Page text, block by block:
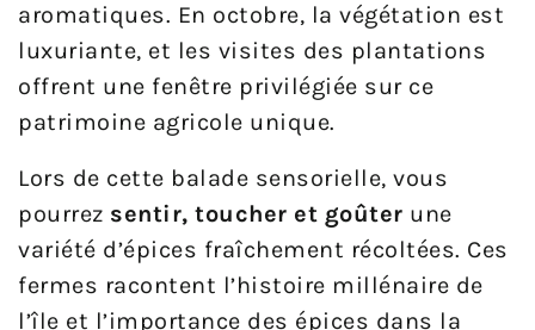
aromatiques. En octobre, la végétation est
luxuriante, et les visites des plantations
offrent une fenêtre privilégiée sur ce
patrimoine agricole unique.
Lors de cette balade sensorielle, vous
pourrez sentir, toucher et goûter une
variété d’épices fraîchement récoltées. Ces
fermes racontent l’histoire millénaire de
l’île et l’importance des épices dans la